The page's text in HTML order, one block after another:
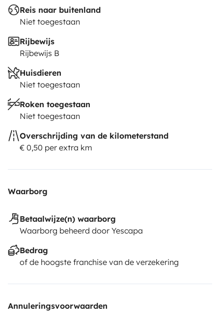
Reis naar buitenland
Niet toegestaan
Rijbewijs
Rijbewijs B
Huisdieren
Niet toegestaan
Roken toegestaan
Niet toegestaan
Overschrijding van de kilometerstand
€ 0,50 per extra km
Waarborg
Betaalwijze(n) waarborg
Waarborg beheerd door Yescapa
Bedrag
of de hoogste franchise van de verzekering
Annuleringsvoorwaarden